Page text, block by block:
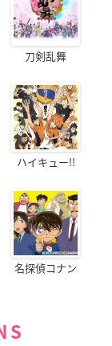
刀剣乱舞
ハイキュー!!
名探偵コナン